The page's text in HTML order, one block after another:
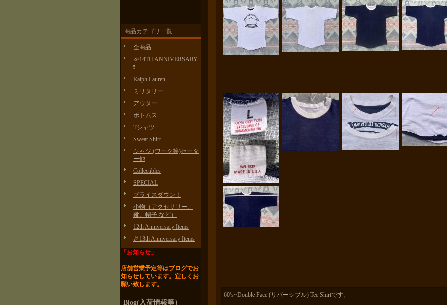
商品カテゴリ一覧
全商品
🎉14TH ANNIVERSARY
❗️
Ralph Lauren
ミリタリー
アウター
ボトムス
Tシャツ
Sweat Shirt
シャツ (ワーク等)セータ
ー他
Collectibles
SPECIAL
プライスダウン！
小物（アクセサリー、
靴、帽子 など）
12th Anniversary Items
🎉13th Anniversary Items
「お知らせ」
店舗営業予定等はブログでお
知らせしています。 宜しくお
願い致します。
Blog(入荷情報等）
60’s~Double Face (リバーシブル) Tee Shirtです。